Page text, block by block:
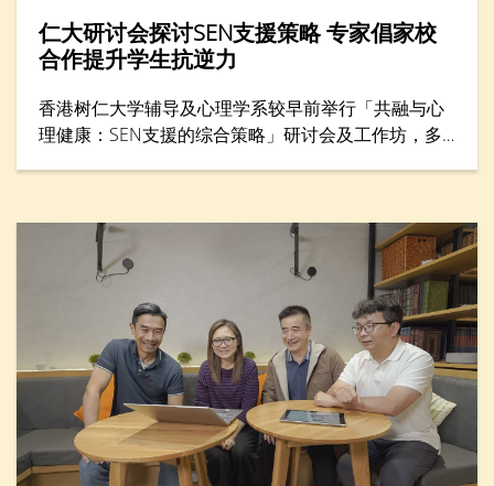
仁大研讨会探讨SEN支援策略 专家倡家校
合作提升学生抗逆力
香港树仁大学辅导及心理学系较早前举行「共融与心
理健康：SEN支援的综合策略」研讨会及工作坊，多